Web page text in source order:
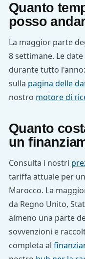
Quanto
posso
La maggior parte
8 settimane. Le
durante tutto
sulla pagina delle
nostro motore di
Quanto
un
Consulta i nostri
tariffa attuale per
Marocco. La
da Regno Unito,
almeno una parte
sovvenzioni e
completa al